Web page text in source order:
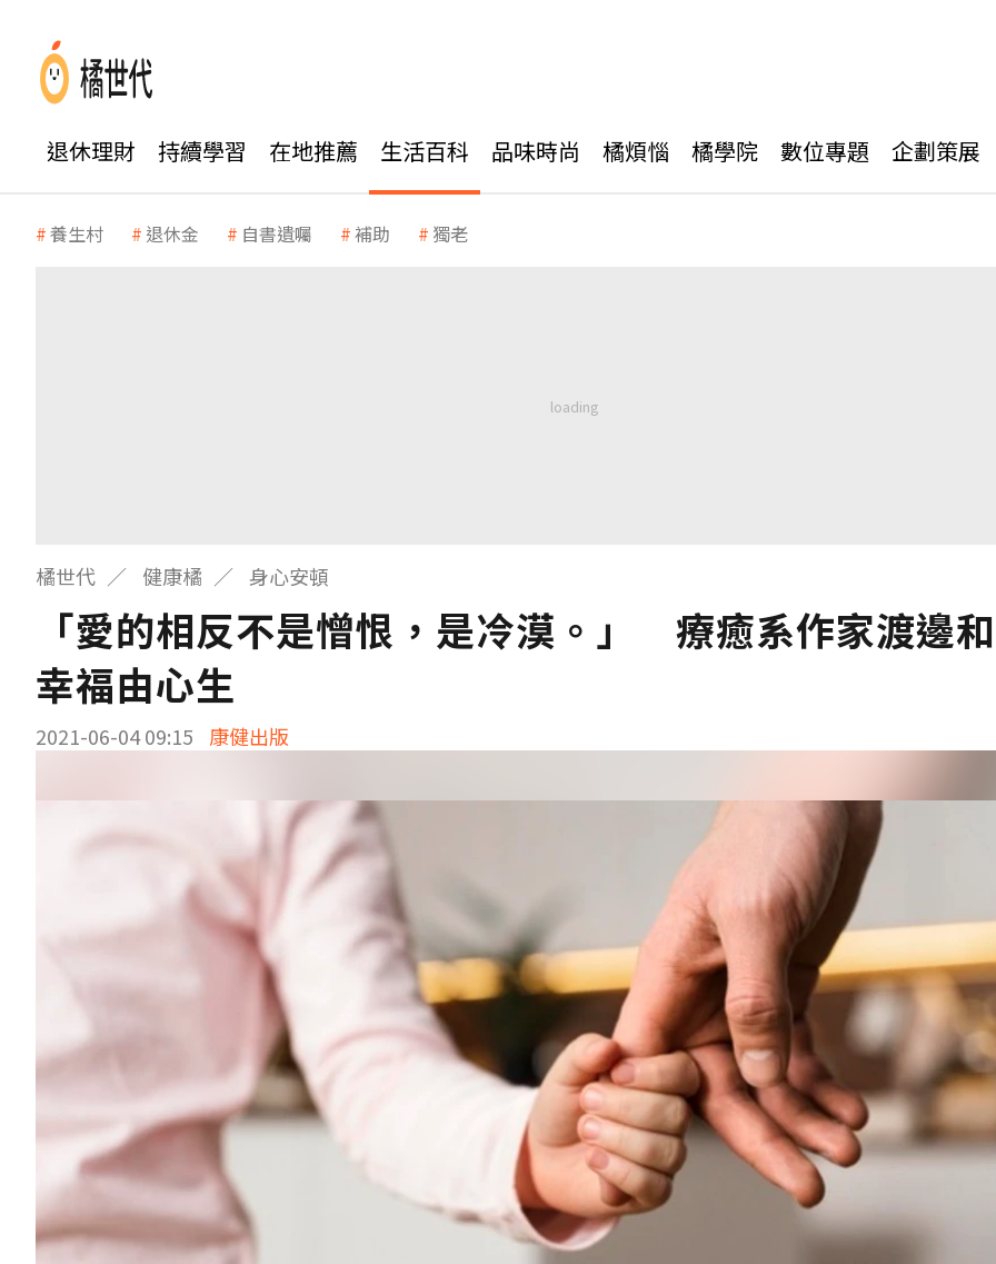
退休理財 持續學習 在地推薦 生活百科 品味時尚 橘煩惱 橘學院 數位專題 企劃策展
養生村 退休金 自書遺囑 補助 獨老
橘世代 健康橘 身心安頓
「愛的相反不是憎恨，是冷漠。」 療癒系作家渡邊
幸福由心生
2021-06-04 09:15 康健出版